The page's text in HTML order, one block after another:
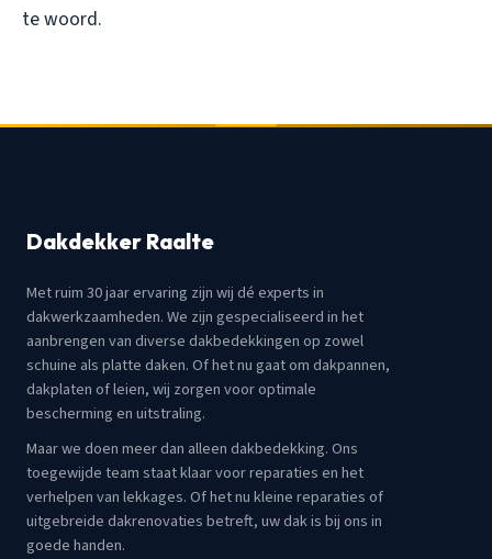
te woord.
Dakdekker Raalte
Met ruim 30 jaar ervaring zijn wij dé experts in
dakwerkzaamheden. We zijn gespecialiseerd in het
aanbrengen van diverse dakbedekkingen op zowel
schuine als platte daken. Of het nu gaat om dakpannen,
dakplaten of leien, wij zorgen voor optimale
bescherming en uitstraling.
Maar we doen meer dan alleen dakbedekking. Ons
toegewijde team staat klaar voor reparaties en het
verhelpen van lekkages. Of het nu kleine reparaties of
uitgebreide dakrenovaties betreft, uw dak is bij ons in
goede handen.